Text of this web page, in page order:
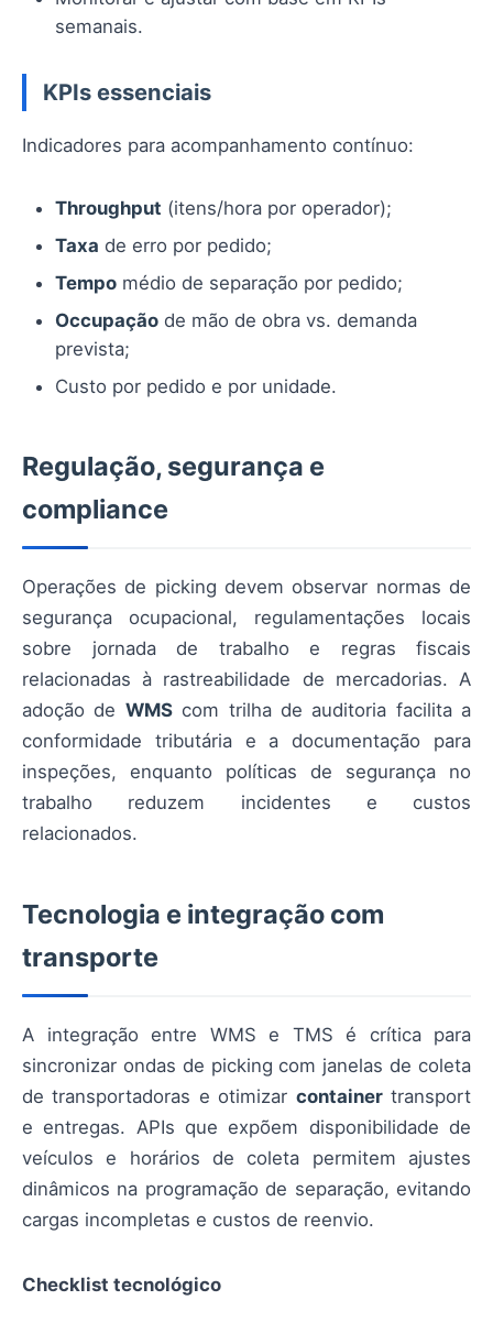
semanais.
KPIs essenciais
Indicadores para acompanhamento contínuo:
Throughput (itens/hora por operador);
Taxa de erro por pedido;
Tempo médio de separação por pedido;
Occupação de mão de obra vs. demanda
prevista;
Custo por pedido e por unidade.
Regulação, segurança e
compliance
Operações de picking devem observar normas de
segurança ocupacional, regulamentações locais
sobre jornada de trabalho e regras fiscais
relacionadas à rastreabilidade de mercadorias. A
adoção de WMScom trilha de auditoria facilita a
conformidade tributária e a documentação para
inspeções, enquanto políticas de segurança no
trabalho reduzem incidentes e custos
relacionados.
Tecnologia e integração com
transporte
A integração entre WMS e TMS é crítica para
sincronizar ondas de picking com janelas de coleta
de transportadoras e otimizar containertransport
e entregas. APIs que expõem disponibilidade de
veículos e horários de coleta permitem ajustes
dinâmicos na programação de separação, evitando
cargas incompletas e custos de reenvio.
Checklist tecnológico